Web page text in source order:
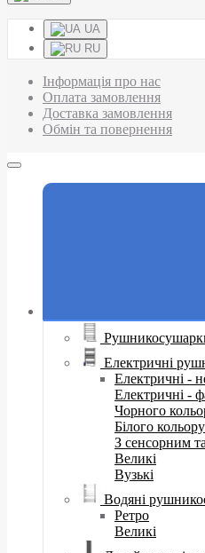
UA
RU
Інформація про нас
Оплата замовлення
Доставка замовлення
Обмін та повернення
Електричні
Електричні -
Електричні -
Чорного
Білого кольору
З сенсорним
Великі
Вузькі
Водяні
Ретро
Великі